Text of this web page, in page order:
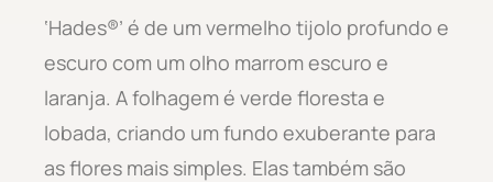
‘Hades®’ é de um vermelho tijolo profundo e
escuro com um olho marrom escuro e
laranja. A folhagem é verde floresta e
lobada, criando um fundo exuberante para
as flores mais simples. Elas também são